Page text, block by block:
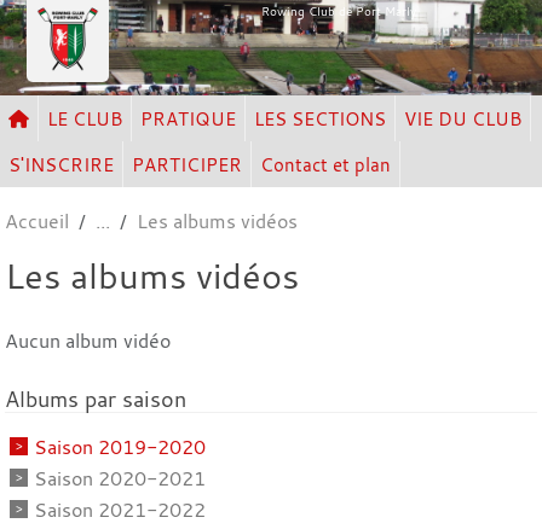
Rowing Club de Port Marly
LE CLUB PRATIQUE LES SECTIONS
VIE DU CLUB
S'INSCRIRE
PARTICIPER Contact et plan
Accueil Les albums vidéos
Les albums vidéos
Aucun album vidéo
Albums par saison
Saison 2019-2020
Saison 2020-2021
Saison 2021-2022
Panneau de gestion des cookies